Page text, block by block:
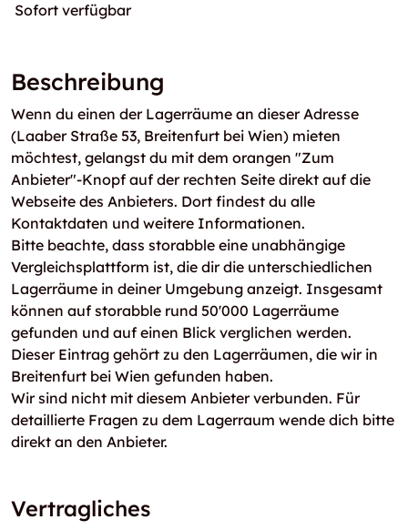
Sofort verfügbar
Beschreibung
Wenn du einen der Lagerräume an dieser Adresse
(Laaber Straße 53, Breitenfurt bei Wien) mieten
möchtest, gelangst du mit dem orangen "Zum
Anbieter"-Knopf auf der rechten Seite direkt auf die
Webseite des Anbieters. Dort findest du alle
Kontaktdaten und weitere Informationen.
Bitte beachte, dass storabble eine unabhängige
Vergleichsplattform ist, die dir die unterschiedlichen
Lagerräume in deiner Umgebung anzeigt. Insgesamt
können auf storabble rund 50'000 Lagerräume
gefunden und auf einen Blick verglichen werden.
Dieser Eintrag gehört zu den Lagerräumen, die wir in
Breitenfurt bei Wien gefunden haben.
Wir sind nicht mit diesem Anbieter verbunden. Für
detaillierte Fragen zu dem Lagerraum wende dich bitte
direkt an den Anbieter.
Vertragliches